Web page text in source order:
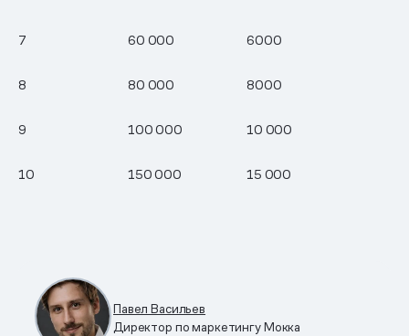
7 60 000 6000
8 80 000 8000
9 100 000 10 000
10 150 000 15 000
Павел Васильев
Директор по маркетингу Мокка